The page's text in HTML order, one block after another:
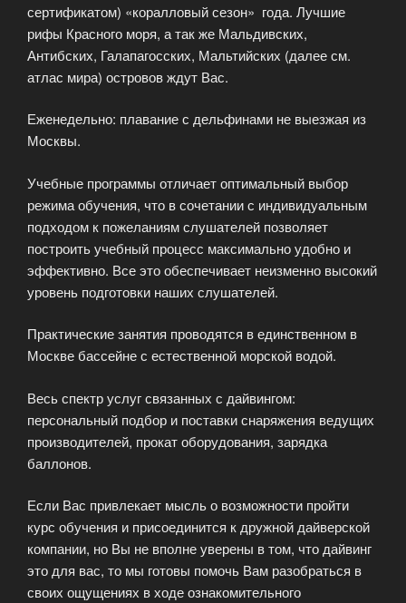
сертификатом) «коралловый сезон» года. Лучшие
рифы Красного моря, а так же Мальдивских,
Антибских, Галапагосских, Мальтийских (далее см.
атлас мира) островов ждут Вас.
Еженедельно: плавание с дельфинами не выезжая из
Москвы.
Учебные программы отличает оптимальный выбор
режима обучения, что в сочетании с индивидуальным
подходом к пожеланиям слушателей позволяет
построить учебный процесс максимально удобно и
эффективно. Все это обеспечивает неизменно высокий
уровень подготовки наших слушателей.
Практические занятия проводятся в единственном в
Москве бассейне с естественной морской водой.
Весь спектр услуг связанных с дайвингом:
персональный подбор и поставки снаряжения ведущих
производителей, прокат оборудования, зарядка
баллонов.
Если Вас привлекает мысль о возможности пройти
курс обучения и присоединится к дружной дайверской
компании, но Вы не вполне уверены в том, что дайвинг
это для вас, то мы готовы помочь Вам разобраться в
своих ощущениях в ходе ознакомительного